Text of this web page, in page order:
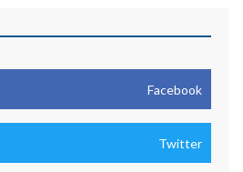
Facebook
Twitter